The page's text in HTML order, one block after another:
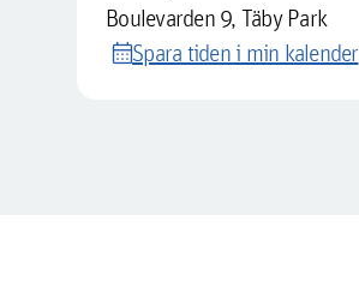
Boulevarden 9, Täby Park
calendar_monthSpara tiden i min kalender